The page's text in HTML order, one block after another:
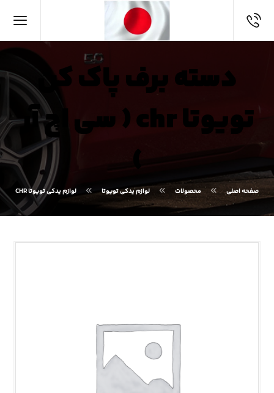
دسته برف پاک کن
تویوتا chr ( سی اچ آر
)
صفحه اصلی محصولات لوازم یدکی تویوتا لوازم یدکی تویوتا CHR